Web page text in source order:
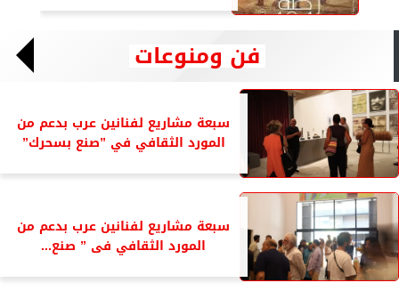
فن ومنوعات
سبعة مشاريع لفنانين عرب بدعم من
المورد الثقافي في ”صنع بسحرك”
سبعة مشاريع لفنانين عرب بدعم من
المورد الثقافي فى ” صنع...